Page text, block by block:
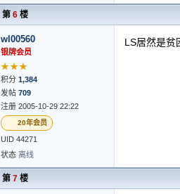
第 6 楼
wl00560
银牌会员
★★★
积分 1,384
发帖 709
注册 2005-10-29 22:22
20年会员
UID 44271
状态 离线
LS居然是
第 7 楼